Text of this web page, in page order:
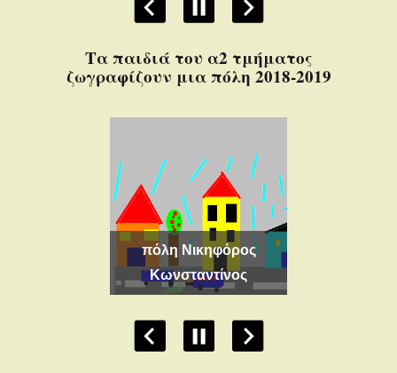
Τα παιδιά του α2 τμήματος
ζωγραφίζουν μια πόλη 2018-2019
πόλη Νικηφόρος
Κωνσταντίνος